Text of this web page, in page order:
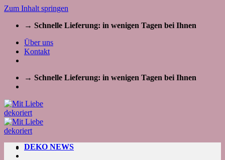
Zum Inhalt springen
→ Schnelle Lieferung: in wenigen Tagen bei Ihnen
Über uns
Kontakt
→ Schnelle Lieferung: in wenigen Tagen bei Ihnen
DEKO NEWS